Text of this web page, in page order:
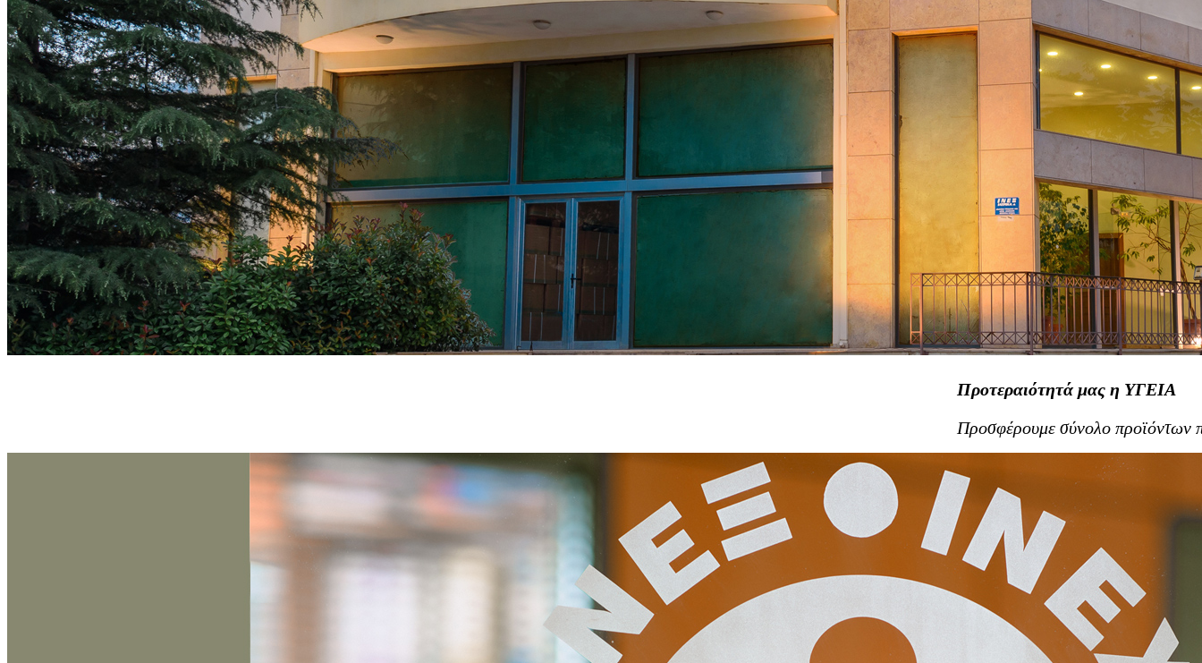
Προτεραιότητά μας η ΥΓΕΙΑ
Προσφέρουμε σύνολο προϊόντων